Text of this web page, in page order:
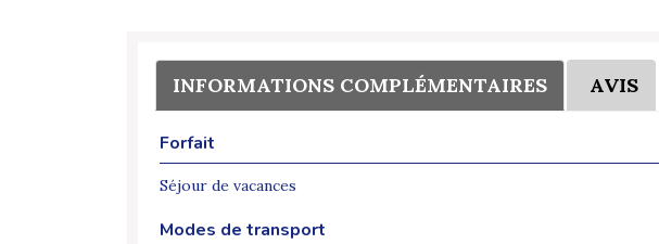
INFORMATIONS COMPLÉMENTAIRES AVIS
Forfait
Séjour de vacances
Modes de transport